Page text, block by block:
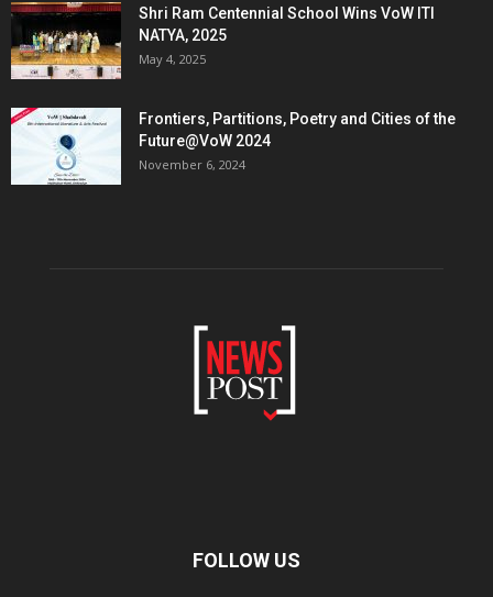
Shri Ram Centennial School Wins VoW ITI
NATYA, 2025
May 4, 2025
Frontiers, Partitions, Poetry and Cities of the
Future@VoW 2024
November 6, 2024
FOLLOW US